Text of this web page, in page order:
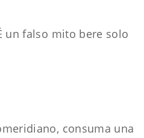
un falso mito bere solo
consuma una